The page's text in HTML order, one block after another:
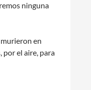
ninguna
en
el aire, para